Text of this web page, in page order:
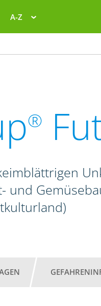
A-Z
®
und